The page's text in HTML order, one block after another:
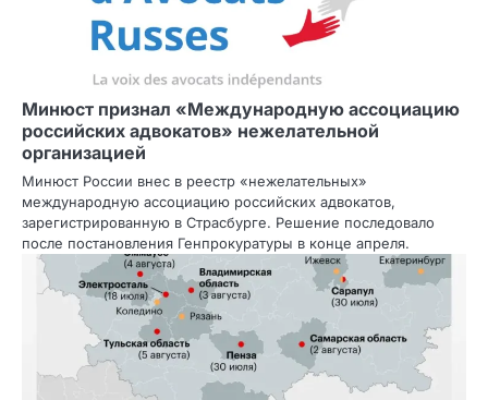
Минюст признал «Международную ассоциацию
российских адвокатов» нежелательной
организацией
Минюст России внес в реестр «нежелательных»
международную ассоциацию российских адвокатов,
зарегистрированную в Страсбурге. Решение последовало
после постановления Генпрокуратуры в конце апреля.